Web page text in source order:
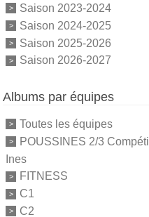
Saison 2023-2024
Saison 2024-2025
Saison 2025-2026
Saison 2026-2027
Albums par équipes
Toutes les équipes
POUSSINES 2/3
Ines
FITNESS
C1
C2